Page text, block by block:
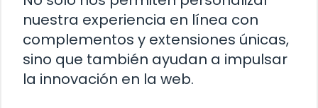
nuestra experiencia en línea con
complementos y extensiones únicas,
sino que también ayudan a impulsar
la innovación en la web.